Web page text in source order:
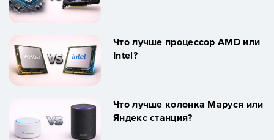
Что лучше процессор AMD или
Intel?
Что лучше колонка Маруся или
Яндекс станция?